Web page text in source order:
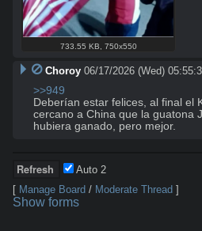
733.55 KB 750x550
Choroy 06/17/2026 (Wed)
>>949
Deberían estar felices, al final el
cercano a China que la guatona
hubiera ganado, pero mejor.
Auto 2
[ Manage Board / Moderate Thread ]
Show forms